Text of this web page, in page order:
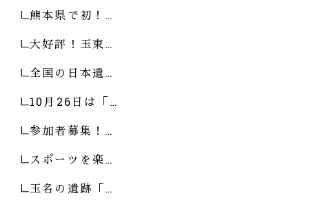
熊本県で初！…
大好評！玉東…
全国の日本遺…
10月26日は「…
参加者募集！…
スポーツを楽…
玉名の遺跡「…